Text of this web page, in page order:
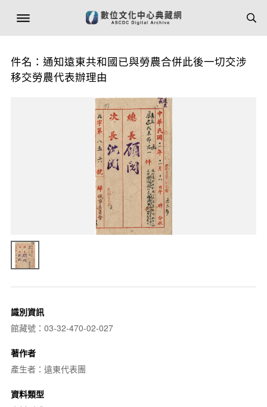
件名：通知遠東共和國已與勞農合併此後一切交涉
移交勞農代表辦理由
識別資訊
館藏號：03-32-470-02-027
著作者
產生者：遠東代表團
資料類型